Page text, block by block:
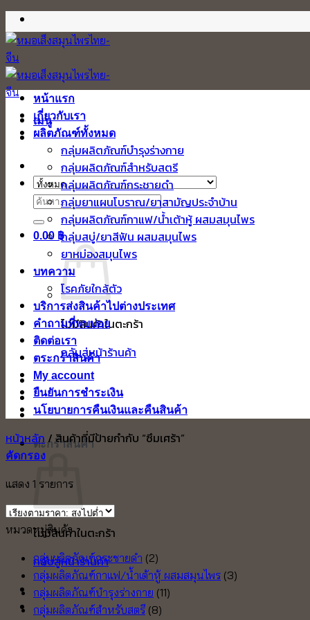
ข้าม
ไป
ยัง
เนื้อหา
เมนู
ค้นหา:
0.00 ฿
ไม่มีสินค้าในตะกร้า
กลับสู่หน้าร้านค้า
ตะกร้าสินค้า
ไม่มีสินค้าในตะกร้า
กลับสู่หน้าร้านค้า
หน้าแรก
เกี่ยวกับเรา
ผลิตภัณฑ์ทั้งหมด
กลุ่มผลิตภัณฑ์บำรุงร่างกาย
กลุ่มผลิตภัณฑ์สำหรับสตรี
กลุ่มผลิตภัณฑ์กระชายดำ
กลุ่มยาแผนโบราณ/ยาสามัญประจำบ้าน
กลุ่มผลิตภัณฑ์กาแฟ/น้ำเต้าหู้ ผสมสมุนไพร
กลุ่มสบู่/ยาสีฟัน ผสมสมุนไพร
ยาหม่องสมุนไพร
บทความ
โรคภัยใกล้ตัว
บริการส่งสินค้าไปต่างประเทศ
คำถามที่พบบ่อย
ติดต่อเรา
ตระกร้าสินค้า
My account
ยืนยันการชำระเงิน
นโยบายการคืนเงินและคืนสินค้า
หน้าหลัก/สินค้าที่มีป้ายกำกับ “ซึมเศร้า”
คัดกรอง
แสดง 1 รายการ
หมวดหมู่สินค้า
กลุ่มผลิตภัณฑ์กระชายดำ (2)
กลุ่มผลิตภัณฑ์กาแฟ/น้ำเต้าหู้ ผสมสมุนไพร (3)
กลุ่มผลิตภัณฑ์บำรุงร่างกาย (11)
กลุ่มผลิตภัณฑ์สำหรับสตรี (8)